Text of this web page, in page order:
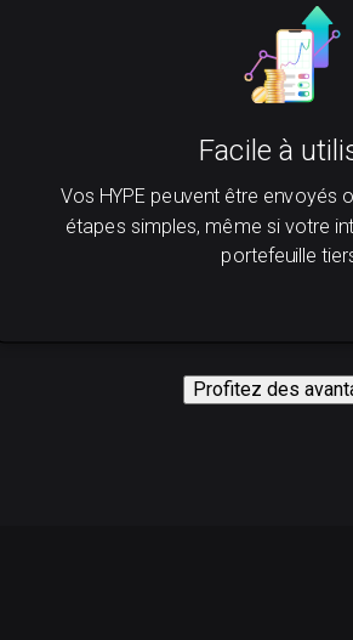
Facile à
Vos HYPE peuvent être envoyés
étapes simples, même si votre
portefeuille
Profitez des